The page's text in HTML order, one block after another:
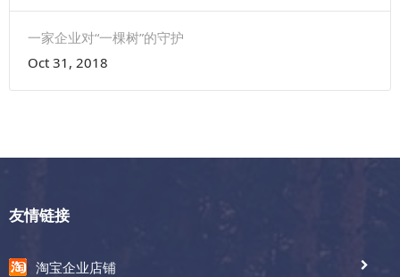
一家企业对“一棵树”的守护
Oct 31, 2018
友情链接
淘宝企业店铺